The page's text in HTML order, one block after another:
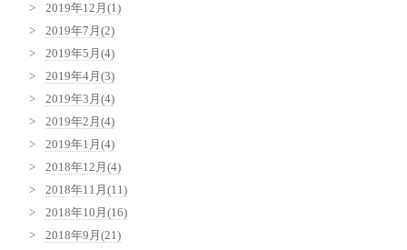
2019年12月(1)
2019年7月(2)
2019年5月(4)
2019年4月(3)
2019年3月(4)
2019年2月(4)
2019年1月(4)
2018年12月(4)
2018年11月(11)
2018年10月(16)
2018年9月(21)